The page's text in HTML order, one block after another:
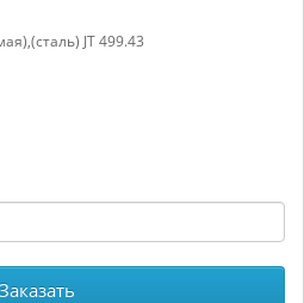
JT 499.43
Заказать